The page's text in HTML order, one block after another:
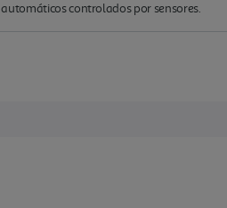
controlados por sensores.